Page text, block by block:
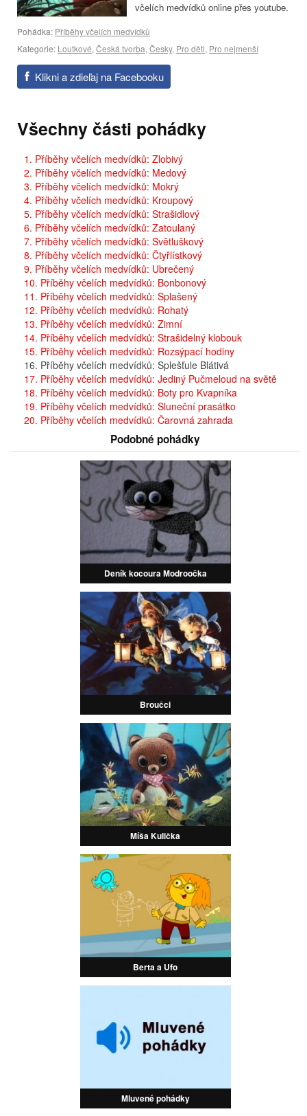
včelích medvídků online přes youtube.
Pohádka: Příběhy včelích medvídků
Kategorie: Loutkové, Česká tvorba, Česky, Pro děti, Pro nejmenší
Klikni a zdieľaj na Facebooku
Všechny části pohádky
1. Příběhy včelích medvídků: Zlobivý
2. Příběhy včelích medvídků: Medový
3. Příběhy včelích medvídků: Mokrý
4. Příběhy včelích medvídků: Kroupový
5. Příběhy včelích medvídků: Strašidlový
6. Příběhy včelích medvídků: Zatoulaný
7. Příběhy včelích medvídků: Světluškový
8. Příběhy včelích medvídků: Čtyřlístkový
9. Příběhy včelích medvídků: Ubrečený
10. Příběhy včelích medvídků: Bonbonový
11. Příběhy včelích medvídků: Splašený
12. Příběhy včelích medvídků: Rohatý
13. Příběhy včelích medvídků: Zimní
14. Příběhy včelích medvídků: Strašidelný klobouk
15. Příběhy včelích medvídků: Rozsýpací hodiny
16. Příběhy včelích medvídků: Splešťule Blátivá
17. Příběhy včelích medvídků: Jediný Pučmeloud na světě
18. Příběhy včelích medvídků: Boty pro Kvapníka
19. Příběhy včelích medvídků: Sluneční prasátko
20. Příběhy včelích medvídků: Čarovná zahrada
Podobné pohádky
Deník kocoura Modroočka
Broučci
Míša Kulička
Berta a Ufo
Mluvené pohádky